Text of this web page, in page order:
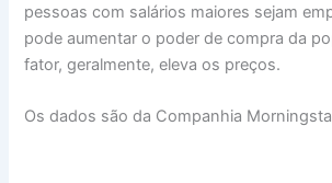
pessoas com salários maiores sejam
pode aumentar o poder de compra da
fator, geralmente, eleva os preços.
Os dados são da Companhia